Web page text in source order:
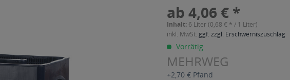
ab 4,06 € *
Inhalt: 6 Liter (0,68 € * / 1 Liter)
inkl. MwSt. ggf. zzgl. Erschwerniszuschlag
Vorrätig
MEHRWEG
+2,70 € Pfand